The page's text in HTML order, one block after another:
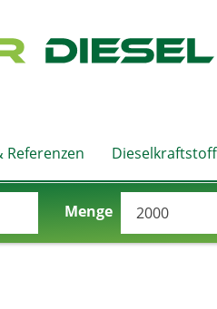
Referenzen Dieselkraftstoff
Menge